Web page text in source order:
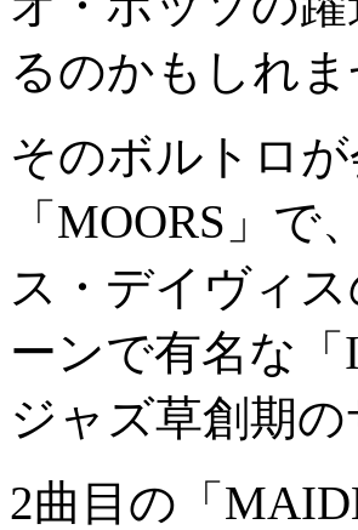
るのかもしれま
そのボルトロ
「MOORS」
ス・デイヴィ
ーンで有名な
ジャズ草創期
2曲目の「